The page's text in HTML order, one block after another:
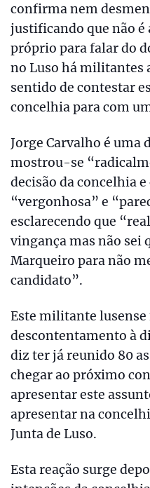
confirma nem
justificando que não
próprio para falar do
no Luso há militantes
sentido de contestar
concelhia para com
Jorge Carvalho é uma
mostrou-se
decisão da concelhia
“vergonhosa” e
esclarecendo que
vingança mas não sei
Marqueiro para não
candidato”.
Este militante lusense
descontentamento à
diz ter já reunido 80
chegar ao próximo
apresentar este
apresentar na
Junta de Luso.
Esta reação surge